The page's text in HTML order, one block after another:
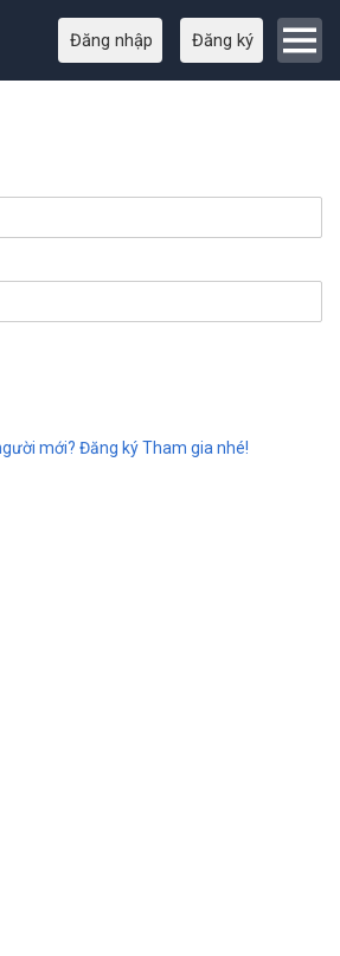
Đăng nhập Đăng ký
mới? Đăng ký Tham gia nhé!